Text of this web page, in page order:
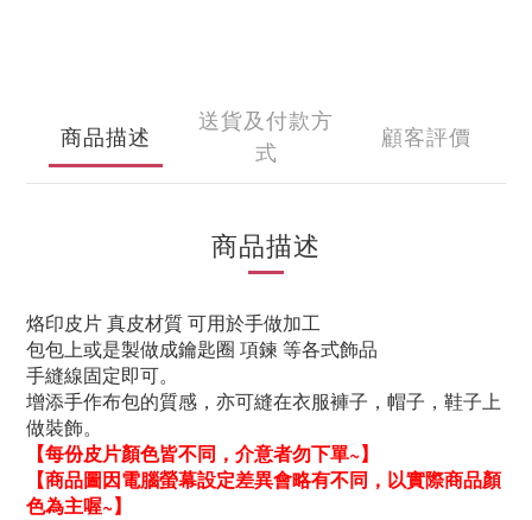
商品描述
送貨及付款方
式
顧客評價
商品描述
烙印皮片 真皮材質 可用於手做加工
包包上或是製做成鑰匙圈 項鍊 等各式飾品
手縫線固定即可。
增添手作布包的質感，亦可縫在衣服褲子，帽子，鞋子上
做裝飾。
【每份皮片顏色皆不同，介意者勿下單~】
【商品圖因電腦螢幕設定差異會略有不同，以實際商品顏
色為主喔~】